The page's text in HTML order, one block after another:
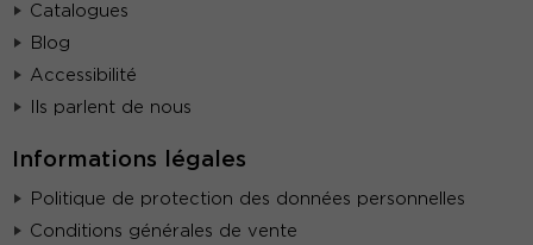
Catalogues
Blog
Accessibilité
Ils parlent de nous
Informations légales
Politique de protection des données personnelles
Conditions générales de vente